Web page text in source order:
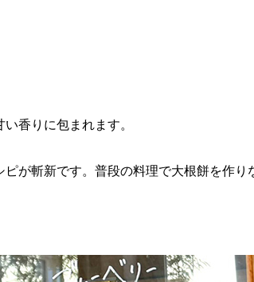
香りに包まれます。
が斬新です。普段の料理で大根餅を作